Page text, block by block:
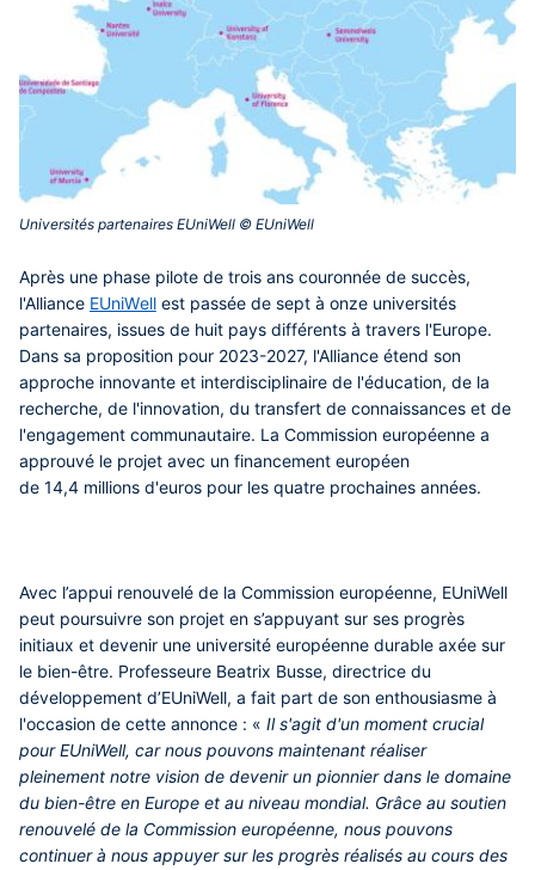
Universités partenaires EUniWell © EUniWell‎
Contenu
central
Après une phase pilote de trois ans couronnée de succès,
l'Alliance EUniWellest passée de sept à onze universités
partenaires, issues de huit pays différents à travers l'Europe.
Dans sa proposition pour 2023-2027, l'Alliance étend son
approche innovante et interdisciplinaire de l'éducation, de la
recherche, de l'innovation, du transfert de connaissances et de
l'engagement communautaire. La Commission européenne a
approuvé le projet avec un financement européen
de 14,4 millions d'euros pour les quatre prochaines années.
Avec l’appui renouvelé de la Commission européenne, EUniWell
peut poursuivre son projet en s’appuyant sur ses progrès
initiaux et devenir une université européenne durable axée sur
le bien-être. Professeure Beatrix Busse, directrice du
développement d’EUniWell, a fait part de son enthousiasme à
l'occasion de cette annonce : « Il s'agit d'un moment crucial
pour EUniWell, car nous pouvons maintenant réaliser
pleinement notre vision de devenir un pionnier dans le domaine
du bien-être en Europe et au niveau mondial. Grâce au soutien
renouvelé de la Commission européenne, nous pouvons
continuer à nous appuyer sur les progrès réalisés au cours des